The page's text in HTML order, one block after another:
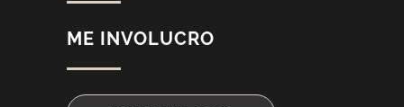
ME INVOLUCRO